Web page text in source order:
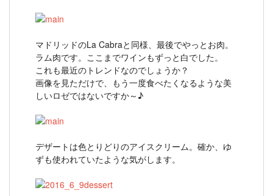
マドリッドのLa Cabraと同様、最後でやっとお肉。
ラム肉です。ここまでワインもずっと白でした。
これも最近のトレンドなのでしょうか？
画像を見ただけで、もう一度食べたくなるような美
しいロゼではないですか～♪
デザートは色とりどりのアイスクリーム。確か、ゆ
ずも使われていたような気がします。